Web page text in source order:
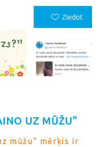
UZ MŪŽU"
mūžu" mērķis ir